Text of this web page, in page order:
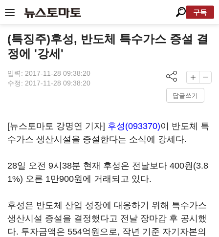
구독
(특징주)후성, 반도체 특수가스 증설 결
정에 '강세'
입력: 2017-11-28 09:38:20
수정: 2017-11-28 09:38:20
답글쓰기
[뉴스토마토 강명연 기자] 후성(093370)이 반도체 특
수가스 생산시설을 증설한다는 소식에 강세다.
28일 오전 9시38분 현재 후성은 전날보다 400원(3.8
1%) 오른 1만900원에 거래되고 있다.
후성은 반도체 산업 성장에 대응하기 위해 특수가스
생산시설 증설을 결정했다고 전날 장마감 후 공시했
다. 투자금액은 554억원으로, 작년 기준 자기자본의